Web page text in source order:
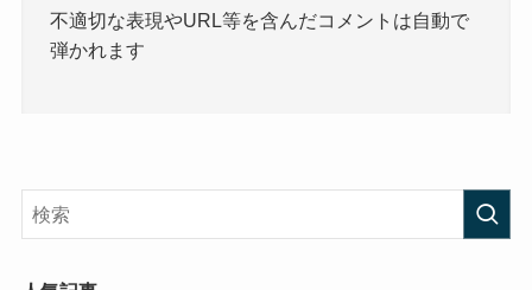
不適切な表現やURL等を含んだコメントは自動で
弾かれます